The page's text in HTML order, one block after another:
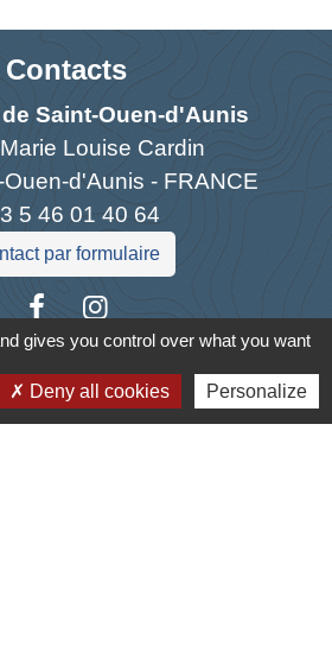
Contacts
Saint-Ouen-d'Aunis
Louise Cardin
d'Aunis - FRANCE
5 46 01 40 64
par formulaire
Liens
gives you control over what you want
Deny all cookies Personalize